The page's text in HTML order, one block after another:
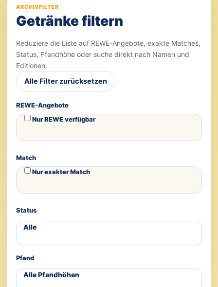
ARCHIVFILTER
Getränke filtern
Reduziere die Liste auf REWE-Angebote, exakte Matches,
Status, Pfandhöhe oder suche direkt nach Namen und
Editionen.
Alle Filter zurücksetzen
REWE-Angebote
Nur REWE verfügbar
Match
Nur exakter Match
Status
Pfand